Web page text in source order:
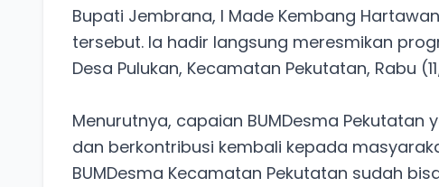
Bupati Jembrana, I Made Kembang
tersebut. Ia hadir langsung meresmikan
Desa Pulukan, Kecamatan Pekutatan, Rabu
Menurutnya, capaian BUMDesma Pekutatan
dan berkontribusi kembali kepada
BUMDesma Kecamatan Pekutatan sudah